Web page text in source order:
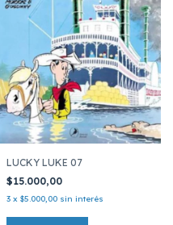
LUCKY LUKE 07
$15.000,00
3 x $5.000,00 sin interés